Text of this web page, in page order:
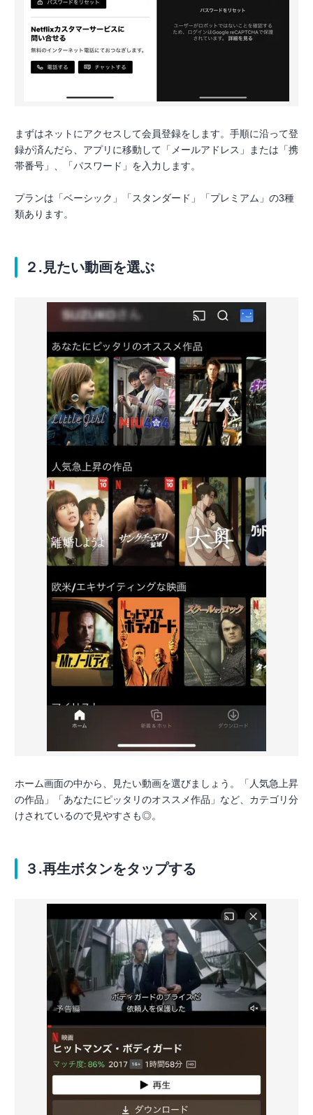
まずはネットにアクセスして会員登録をします。手順に沿って登
録が済んだら、アプリに移動して「メールアドレス」または「携
帯番号」、「パスワード」を入力します。
プランは「ベーシック」「スタンダード」「プレミアム」の3種
類あります。
２.見たい動画を選ぶ
ホーム画面の中から、見たい動画を選びましょう。「人気急上昇
の作品」「あなたにピッタリのオススメ作品」など、カテゴリ分
けされているので見やすさも◎。
３.再生ボタンをタップする